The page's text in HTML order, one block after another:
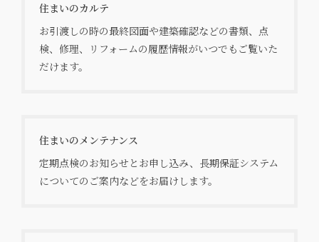
住まいのカルテ
お引渡しの時の最終図面や建築確認などの書類、点
検、修理、リフォームの履歴情報がいつでもご覧いた
だけます。
住まいのメンテナンス
定期点検のお知らせとお申し込み、長期保証システム
についてのご案内などをお届けします。